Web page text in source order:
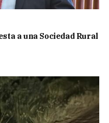
a una Sociedad Rural